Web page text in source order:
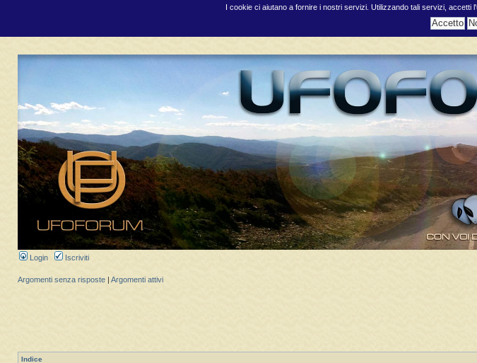
I cookie ci aiutano a fornire i nostri servizi. Utilizzando tali servizi, accetti
Login Iscriviti
Argomenti senza risposte Argomenti attivi
Indice